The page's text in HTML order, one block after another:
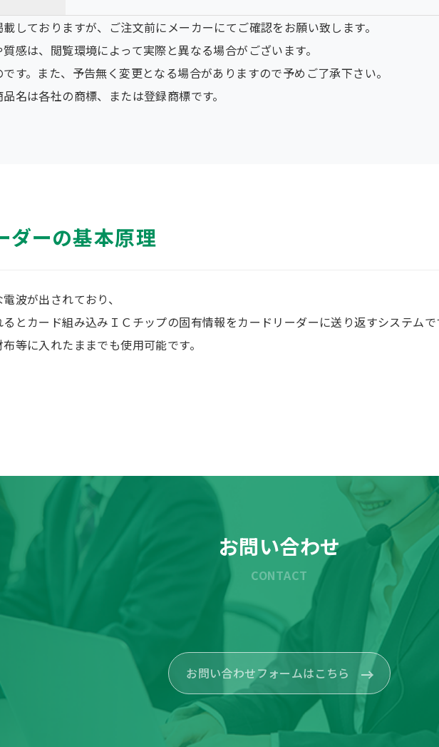
しておりますが、ご注文前にメーカーにてご確認をお願い致します。
感は、閲覧環境によって実際と異なる場合がございます。
す。また、予告無く変更となる場合がありますので予めご了承下さい。
名は各社の商標、または登録商標です。
ダーの基本原理
波が出されており、
とカード組み込みＩＣチップの固有情報をカードリーダーに送り返すシステムで
等に入れたままでも使用可能です。
お問い合わせ
CONTACT
お問い合わせフォームはこちら